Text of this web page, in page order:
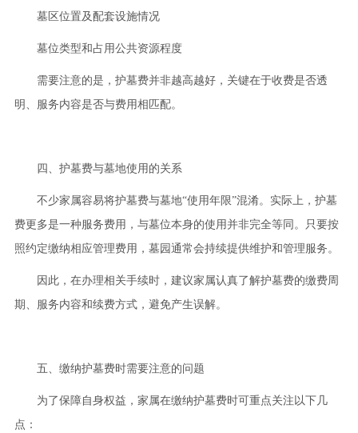
墓区位置及配套设施情况
墓位类型和占用公共资源程度
需要注意的是，护墓费并非越高越好，关键在于收费是否透
明、服务内容是否与费用相匹配。
四、护墓费与墓地使用的关系
不少家属容易将护墓费与墓地“使用年限”混淆。实际上，护墓
费更多是一种服务费用，与墓位本身的使用并非完全等同。只要按
照约定缴纳相应管理费用，墓园通常会持续提供维护和管理服务。
因此，在办理相关手续时，建议家属认真了解护墓费的缴费周
期、服务内容和续费方式，避免产生误解。
五、缴纳护墓费时需要注意的问题
为了保障自身权益，家属在缴纳护墓费时可重点关注以下几
点：